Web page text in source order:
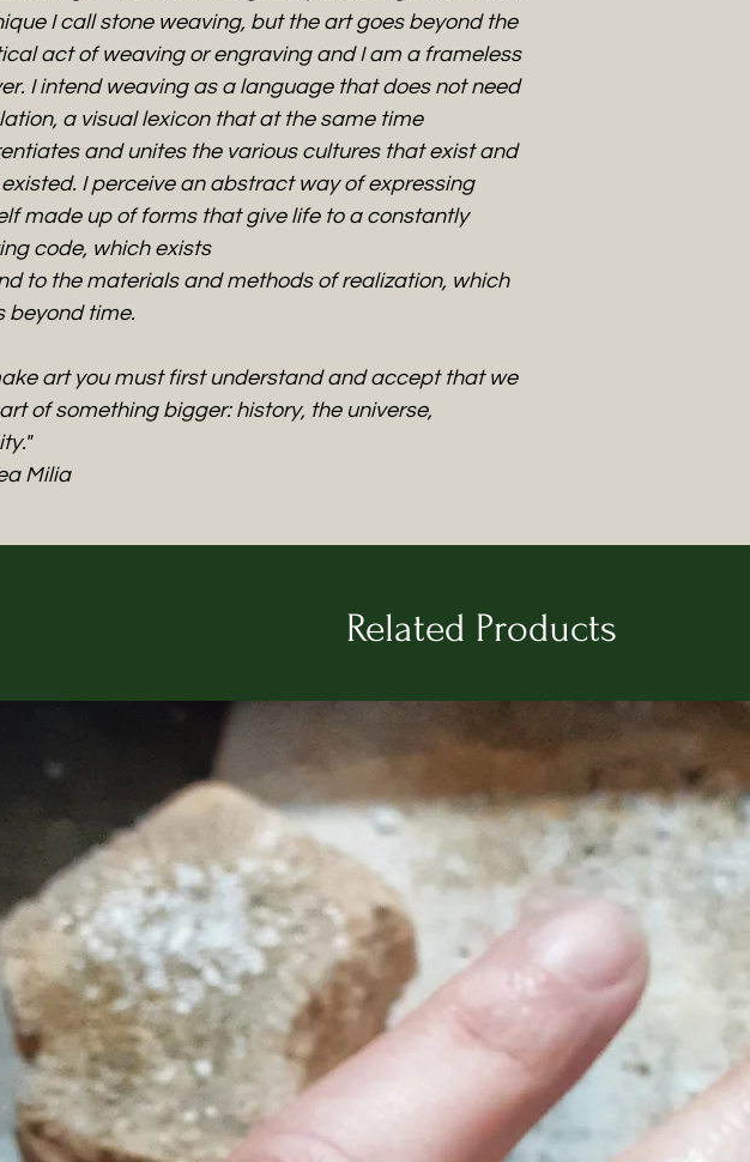
I call stone weaving, but the art goes beyond the
act of weaving or engraving and I am a frameless
I intend weaving as a language that does not need
a visual lexicon that at the same time
and unites the various cultures that exist and
I perceive an abstract way of expressing
made up of forms that give life to a constantly
code, which exists
to the materials and methods of realization, which
beyond time.
art you must first understand and accept that we
of something bigger: history, the universe,
Milia
Related Products